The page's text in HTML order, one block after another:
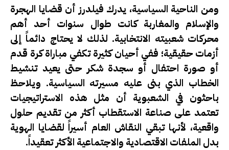
ومن الناحية السياسية، يدرك فيلدرز أن قضايا الهجرة
والإسلام والمغاربة كانت طوال سنوات أحد أهم
محركات شعبيته الانتخابية. لذلك لا يحتاج دائماً إلى
أزمات حقيقية؛ ففي أحيان كثيرة تكفي مباراة كرة قدم
أو صورة احتفال أو سجدة شكر حتى يعيد تنشيط
الخطاب الذي بنى عليه مسيرته السياسية. ويلاحظ
باحثون في الشعبوية أن مثل هذه الاستراتيجيات
تعتمد على صناعة الاستقطاب أكثر من تقديم حلول
واقعية، لأنها تبقي النقاش العام أسيراً لقضايا الهوية
بدل الملفات الاقتصادية والاجتماعية الأكثر تعقيداً.